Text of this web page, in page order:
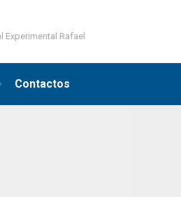
Contactos
Experimental Rafael